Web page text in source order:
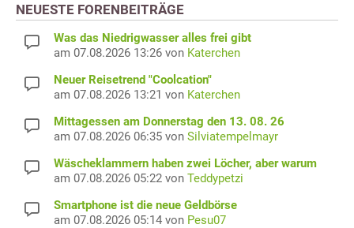
NEUESTE FORENBEITRÄGE
Was das Niedrigwasser alles frei gibt
am 07.08.2026 13:26 von Katerchen
Neuer Reisetrend "Coolcation"
am 07.08.2026 13:21 von Katerchen
Mittagessen am Donnerstag den 13. 08. 26
am 07.08.2026 06:35 von Silviatempelmayr
Wäscheklammern haben zwei Löcher, aber warum
am 07.08.2026 05:22 von Teddypetzi
Smartphone ist die neue Geldbörse
am 07.08.2026 05:14 von Pesu07